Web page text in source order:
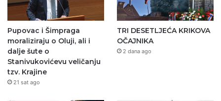
Pupovac i Šimpraga
moraliziraju o Oluji, ali i
dalje šute o
Stanivukovićevu veličanju
tzv. Krajine
21 sat ago
TRI DESETLJEĆA KRIKOVA
OČAJNIKA
2 dana ago